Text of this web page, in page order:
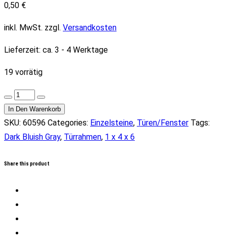
0,50 €
inkl. MwSt. zzgl. Versandkosten
Lieferzeit: ca. 3 - 4 Werktage
19 vorrätig
Türrahmen
1
x
4
6
In Den Warenkorb
SKU: 60596 Categories: Einzelsteine, Türen/Fenster Tags:
Dark Bluish Gray, Türrahmen, 1 x 4 x 6
Share this product